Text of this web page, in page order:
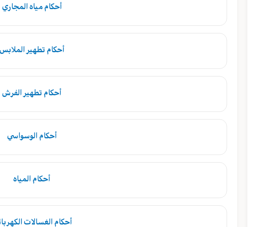
أحكام مياه المجاري
أحكام تطهير
أحكام تطهير الفرش
أحكام الوسواسي
أحكام المياه
أحكام الغسالات